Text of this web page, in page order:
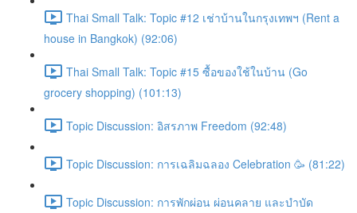
Thai Small Talk: Topic #12 เช่าบ้านในกรุงเทพฯ (Rent a
house in Bangkok) (92:06)
Thai Small Talk: Topic #15 ซื้อของใช้ในบ้าน (Go
grocery shopping) (101:13)
Topic Discussion: อิสรภาพ Freedom (92:48)
Topic Discussion: การเฉลิมฉลอง Celebration 🥳 (81:22)
Topic Discussion: การพักผ่อน ผ่อนคลาย และบำบัด